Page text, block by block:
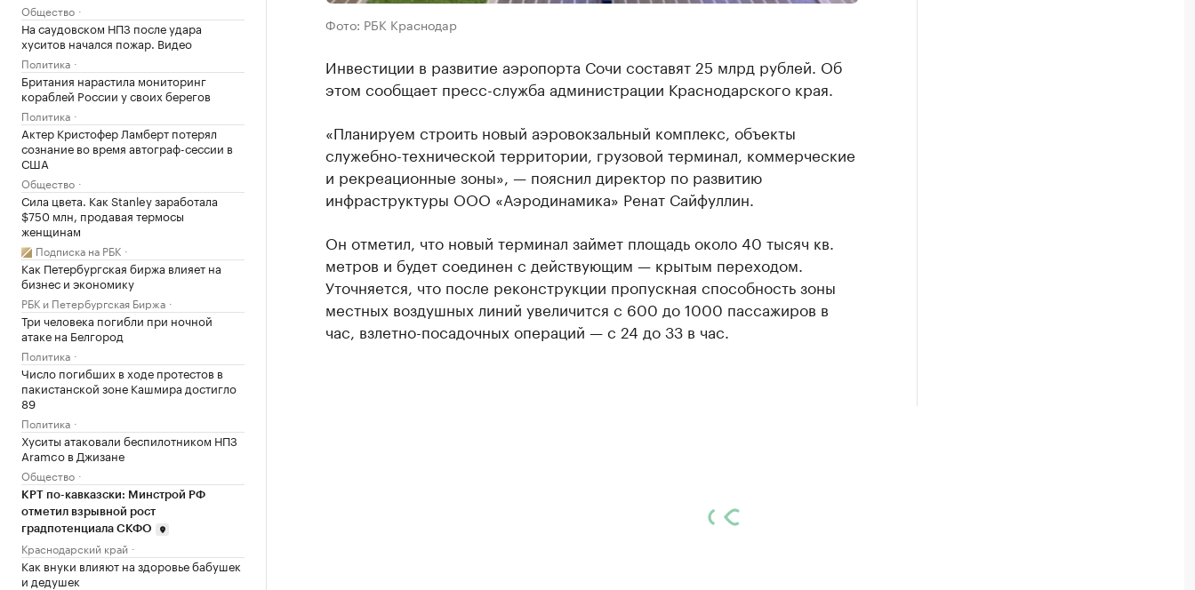
Общество
На саудовском НПЗ после удара
хуситов начался пожар. Видео
Политика
Британия нарастила мониторинг
кораблей России у своих берегов
Политика
Актер Кристофер Ламберт потерял
сознание во время автограф-сессии в
США
Общество
Сила цвета. Как Stanley заработала
$750 млн, продавая термосы
женщинам
Подписка на РБК
Как Петербургская биржа влияет на
бизнес и экономику
РБК и Петербургская Биржа
Три человека погибли при ночной
атаке на Белгород
Политика
Число погибших в ходе протестов в
пакистанской зоне Кашмира достигло
89
Политика
Хуситы атаковали беспилотником НПЗ
Aramco в Джизане
Общество
КРТ по-кавказски: Минстрой РФ
отметил взрывной рост
градпотенциала СКФО
Краснодарский край
Как внуки влияют на здоровье бабушек
и дедушек
Фото: РБК Краснодар
Инвестиции в развитие аэропорта Сочи составят 25 млрд рублей. Об
этом сообщает пресс-служба администрации Краснодарского края.
«Планируем строить новый аэровокзальный комплекс, объекты
служебно-технической территории, грузовой терминал, коммерческие
и рекреационные зоны», — пояснил директор по развитию
инфраструктуры ООО «Аэродинамика» Ренат Сайфуллин.
Он отметил, что новый терминал займет площадь около 40 тысяч кв.
метров и будет соединен с действующим — крытым переходом.
Уточняется, что после реконструкции пропускная способность зоны
местных воздушных линий увеличится с 600 до 1000 пассажиров в
час, взлетно-посадочных операций — с 24 до 33 в час.